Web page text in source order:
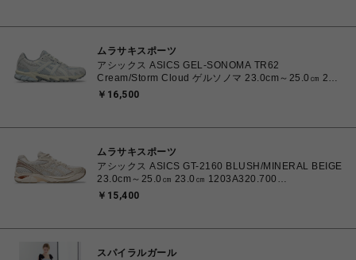
ムラサキスポーツ
アシックス ASICS GEL-SONOMA TR62
Cream/Storm Cloud ゲルソノマ 23.0cm～25.0㎝ 23.0
㎝ 1203A734.102 4571633264412 ユニセックス ス
￥16,500
ムラサキスポーツ
アシックス ASICS GT-2160 BLUSH/MINERAL BEIGE
23.0cm～25.0㎝ 23.0㎝ 1203A320.700
4571633253669 レディース スニーカー スポーツスタ
￥15,400
スパイラルガール